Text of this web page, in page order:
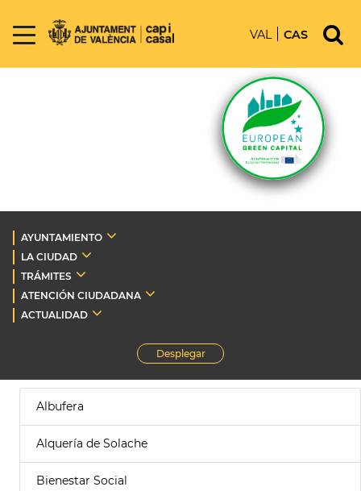
VAL CAS
AYUNTAMIENTO
LA CIUDAD
TRÁMITES
ATENCIÓN CIUDADANA
ACTUALIDAD
Desplegar
Albufera
Alquería de Solache
Bienestar Social